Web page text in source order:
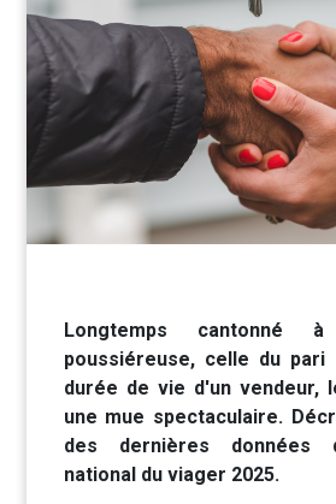
Longtemps cantonné
poussiéreuse, celle du pari
durée de vie d'un vendeur,
une mue spectaculaire.
des dernières données
national du viager 2025.